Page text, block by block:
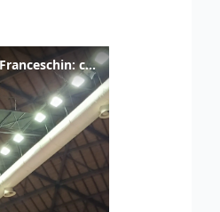
I messaggi di affetto per Federico Franceschin: così il mondo del basket gli è stato accanto fino all’ultimo